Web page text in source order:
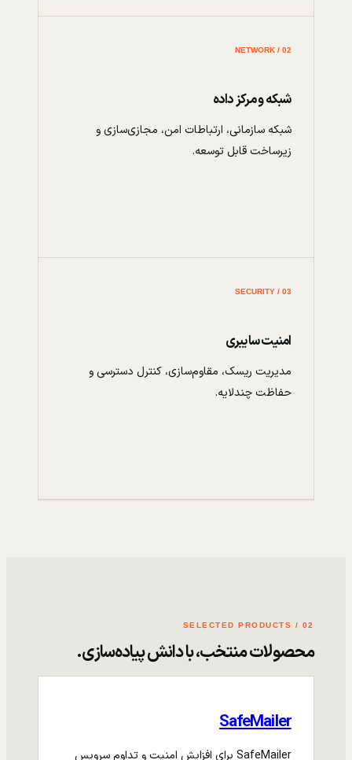
02 / NETWORK
شبکه و مرکز داده
شبکه سازمانی، ارتباطات امن، مجازی‌سازی و
زیرساخت قابل توسعه.
03 / SECURITY
امنیت سایبری
مدیریت ریسک، مقاوم‌سازی، کنترل دسترسی و
حفاظت چندلایه.
02 / SELECTED PRODUCTS
محصولات منتخب، با دانش پیاده‌سازی.
SafeMailer
SafeMailer برای افزایش امنیت و تداوم سرویس